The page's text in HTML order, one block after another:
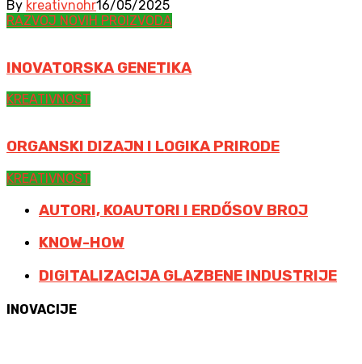
By kreativnohr16/05/2025
RAZVOJ NOVIH PROIZVODA
INOVATORSKA GENETIKA
KREATIVNOST
ORGANSKI DIZAJN I LOGIKA PRIRODE
KREATIVNOST
AUTORI, KOAUTORI I ERDŐSOV BROJ
KNOW-HOW
DIGITALIZACIJA GLAZBENE INDUSTRIJE
INOVACIJE